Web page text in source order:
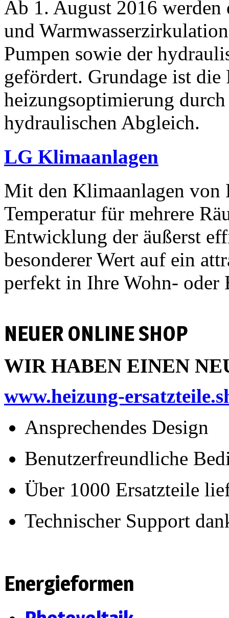
Ab 1. August 2016 werden
und
Pumpen sowie der
gefördert. Grundage ist
heizungsoptimierung
hydraulischen Abgleich.
LG Klimaanlagen
Mit den Klimaanlagen von
Temperatur für mehrere
Entwicklung der äußerst
besonderer Wert auf ein
perfekt in Ihre Wohn- oder
NEUER ONLINE SHOP
WIR HABEN EINEN
www.heizung-
Ansprechendes Design
Benutzerfreundliche
Über 1000 Ersatzteile
Technischer Support
Energieformen